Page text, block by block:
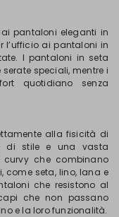
pantaloni eleganti in
l’ufficio ai pantaloni in
I pantaloni in seta
speciali, mentre i
quotidiano senza
alla fisicità di
di stile e una vasta
che combinano
come seta, lino, lana e
che resistono al
che non passano
e la loro funzionalità.